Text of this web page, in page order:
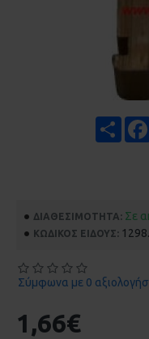
Share
ΔΙΑΘΕΣΙΜΌΤΗΤΑ: Σε
ΚΩΔΙΚΌΣ ΕΊΔΟΥΣ:
Σύμφωνα με 0
1,66€